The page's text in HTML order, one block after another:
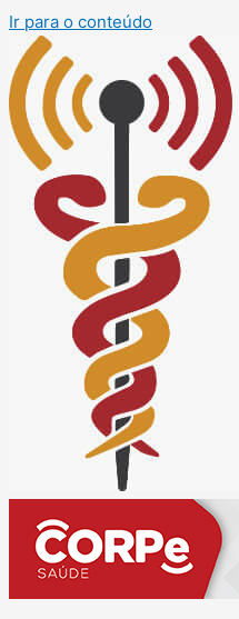
Ir para o conteúdo